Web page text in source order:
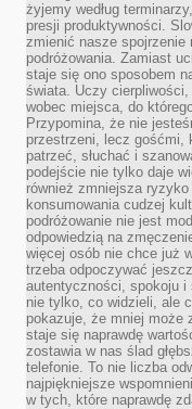
żyjemy według
presji produktywności.
zmienić nasze spojrzenie
podróżowania. Zamiast
staje się ono sposobem
świata. Uczy
wobec miejsca, do
Przypomina, że nie
przestrzeni, lecz gośćmi,
patrzeć, słuchać i
podejście nie tylko daje
również zmniejsza
konsumowania cudzej
podróżowanie nie jest
odpowiedzią na
więcej osób nie chce już
trzeba odpoczywać
autentyczności, spokoju i
nie tylko, co widzieli, ale
pokazuje, że mniej może
staje się naprawdę
zostawia w nas ślad
telefonie. To nie liczba
najpiękniejsze
w tych, które naprawdę